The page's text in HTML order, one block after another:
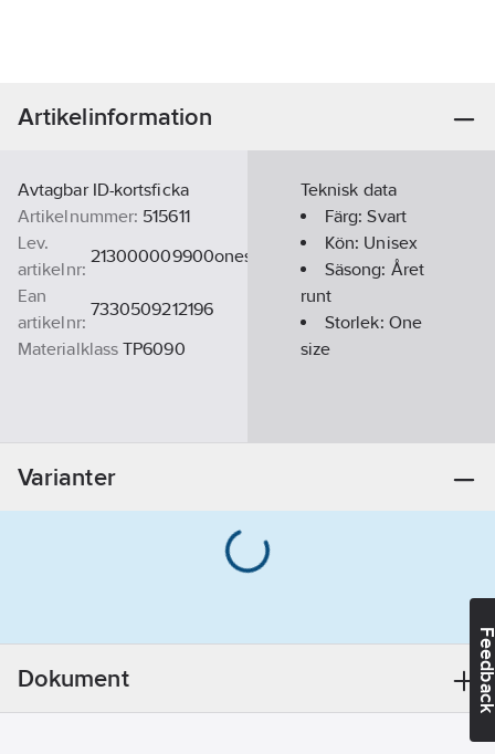
Artikelinformation
Avtagbar ID-kortsficka
Artikelnummer: 515611
Lev.
artikelnr:
213000009900onesize
Ean
artikelnr:
7330509212196
Materialklass TP6090
Teknisk data
Färg:Svart
Kön: Unisex
Säsong: Året
runt
Storlek: One
size
Varianter
Dokument